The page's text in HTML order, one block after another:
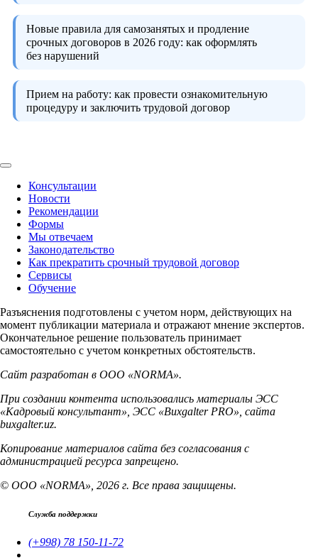
Новые правила для самозанятых и продление
срочных договоров в 2026 году: как оформлять
без нарушений
Прием на работу: как провести ознакомительную
процедуру и заключить трудовой договор
Консультации
Новости
Рекомендации
Формы
Мы отвечаем
Законодательство
Как прекратить срочный трудовой договор
Сервисы
Обучение
Разъяснения подготовлены с учетом норм, действующих на
момент публикации материала и отражают мнение экспертов.
Окончательное решение пользователь принимает
самостоятельно с учетом конкретных обстоятельств.
Сайт разработан в ООО «NORMA».
При создании контента использовались материалы ЭСС
«Кадровый консультант», ЭСС «Buxgalter PRO», сайта
buxgalter.uz.
Копирование материалов сайта без согласования с
администрацией ресурса запрещено.
© ООО «NORMA», 2026 г. Все права защищены.
Служба поддержки
(+998) 78 150-11-72